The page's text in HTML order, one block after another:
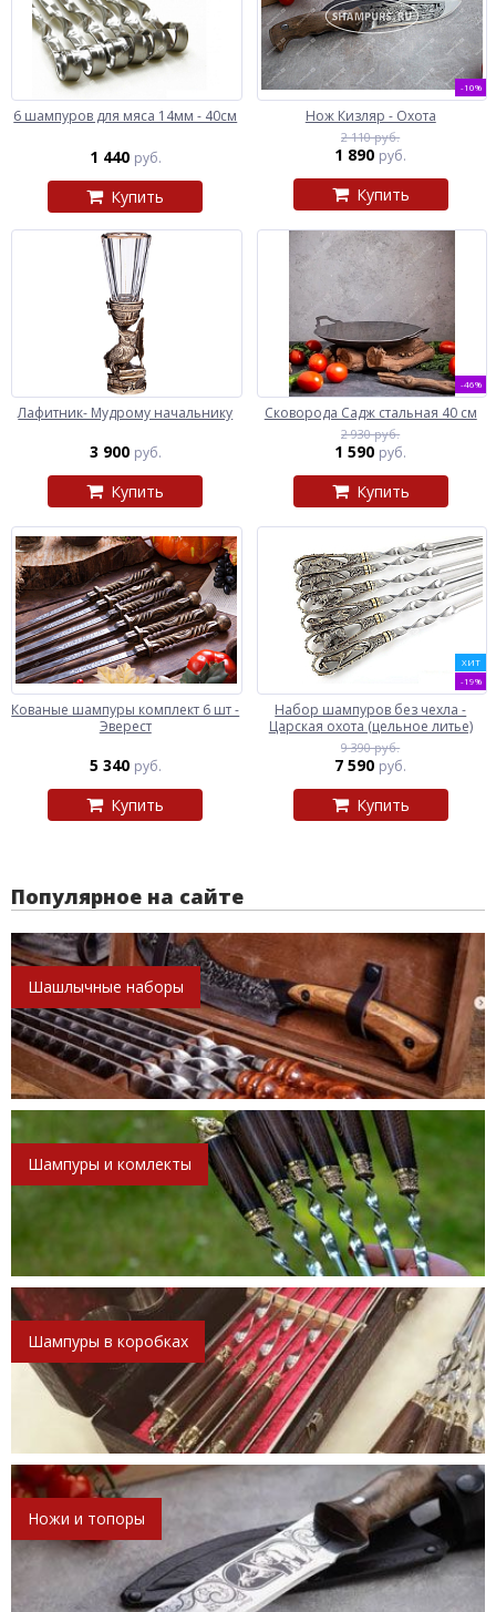
6 шампуров для мяса 14мм - 40см
1 440 руб.
Купить
-10%
Нож Кизляр - Охота
2 110 руб.
1 890 руб.
Купить
Лафитник- Мудрому начальнику
3 900 руб.
Купить
-46%
Сковорода Садж стальная 40 см
2 930 руб.
1 590 руб.
Купить
Кованые шампуры комплект 6 шт -
Эверест
5 340 руб.
Купить
ХИТ
-19%
Набор шампуров без чехла -
Царская охота (цельное литье)
9 390 руб.
7 590 руб.
Купить
Популярное на сайте
Шашлычные наборы
Шампуры и комлекты
Шампуры в коробках
Ножи и топоры